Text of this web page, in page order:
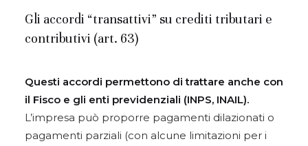
Gli accordi “transattivi” su crediti tributari e
contributivi (art. 63)
Questi accordi permettono di trattare anche con
il Fisco e gli enti previdenziali (INPS, INAIL).
L’impresa può proporre pagamenti dilazionati o
pagamenti parziali (con alcune limitazioni per i